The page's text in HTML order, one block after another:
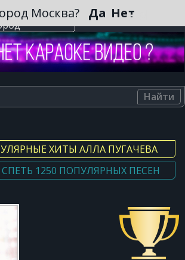
Москва? Да Нет
Найти
ХИТЫ АЛЛА ПУГАЧЕВА
1250 ПОПУЛЯРНЫХ ПЕСЕН